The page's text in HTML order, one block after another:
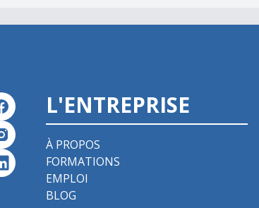
L'ENTREPRISE
À PROPOS
FORMATIONS
EMPLOI
BLOG